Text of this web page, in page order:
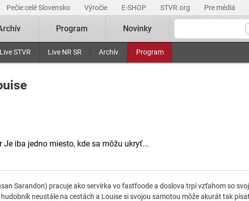
Pečie celé Slovensko Výročie E-SHOP STVR.org Pre médiá
Live STVR Live NR SR Archív Program
Program Novinky
Je iba jedno miesto, kde sa môžu ukryť...
Sarandon) pracuje ako servírka vo fastfoode a doslova trpí vzťahom so
neustále na cestách a Louise si svojou samotou môže akurát tak